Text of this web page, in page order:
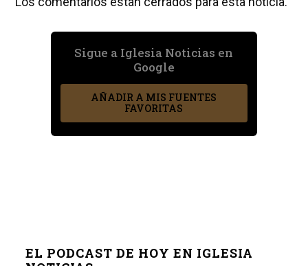
Sigue a Iglesia Noticias en
Google
AÑADIR A MIS FUENTES
FAVORITAS
EL PODCAST DE HOY EN IGLESIA